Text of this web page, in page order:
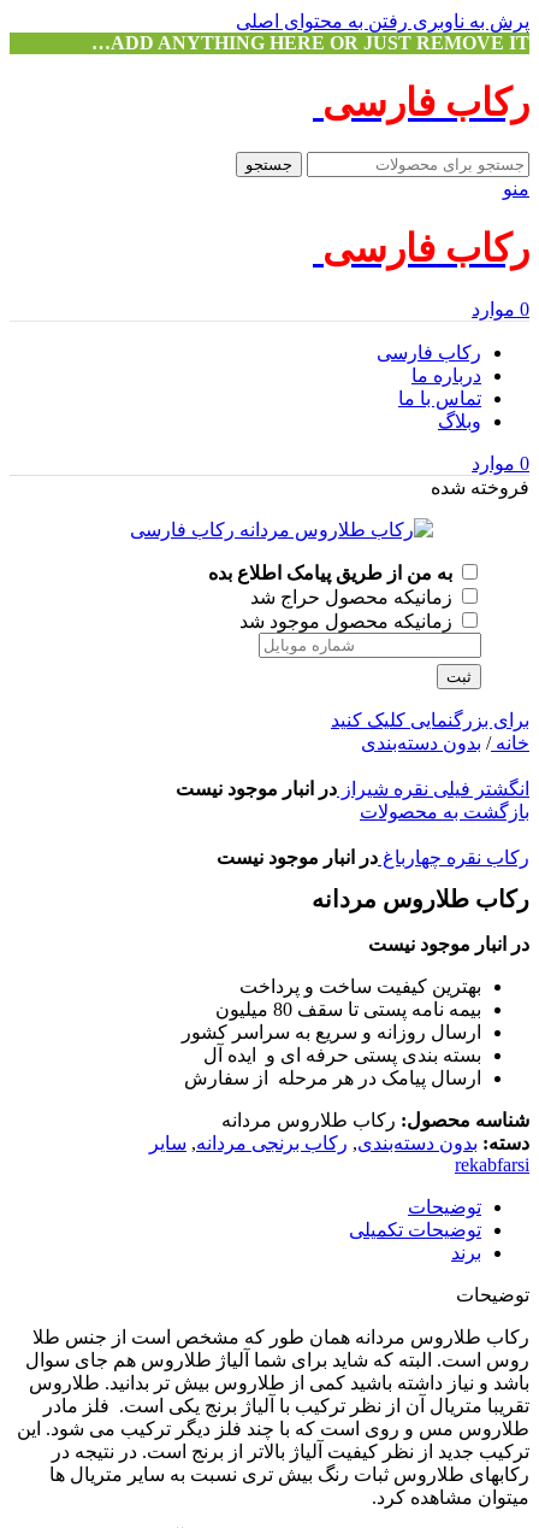
پرش به ناوبری رفتن به محتوای اصلی
ADD ANYTHING HERE OR JUST REMOVE IT…
رکاب فارسی
جستجو
منو
رکاب فارسی
0 موارد
رکاب فارسی
درباره ما
تماس با ما
وبلاگ
0 موارد
فروخته شده
به من از طریق پیامک اطلاع بده
زمانیکه محصول حراج شد
زمانیکه محصول موجود شد
ثبت
برای بزرگنمایی کلیک کنید
خانه/ بدون دسته‌بندی
انگشتر فیلی نقره شیراز در انبار موجود نیست
بازگشت به محصولات
رکاب نقره چهارباغ در انبار موجود نیست
رکاب طلاروس مردانه
در انبار موجود نیست
بهترین کیفیت ساخت و پرداخت
بیمه نامه پستی تا سقف 80 میلیون
ارسال روزانه و سریع به سراسر کشور
بسته بندی پستی حرفه ای و ایده آل
ارسال پیامک در هر مرحله از سفارش
شناسه محصول: رکاب طلاروس مردانه
دسته: بدون دسته‌بندی, رکاب برنجی مردانه, سایر
rekabfarsi
توضیحات
توضیحات تکمیلی
برند
توضیحات
رکاب طلاروس مردانه همان طور که مشخص است از جنس طلا
روس است. البته که شاید برای شما آلیاژ طلاروس هم جای سوال
باشد و نیاز داشته باشید کمی از طلاروس بیش تر بدانید. طلاروس
تقریبا متریال آن از نظر ترکیب با آلیاژ برنج یکی است. فلز مادر
طلاروس مس و روی است که با چند فلز دیگر ترکیب می شود. این
ترکیب جدید از نظر کیفیت آلیاژ بالاتر از برنج است. در نتیجه در
رکابهای طلاروس ثبات رنگ بیش تری نسبت به سایر متریال ها
میتوان مشاهده کرد.